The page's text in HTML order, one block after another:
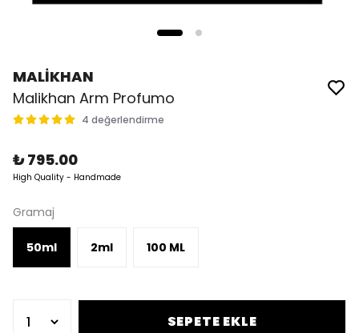
MALİKHAN
Malikhan Arm Profumo
4 değerlendirme
₺ 795.00
High Quality - Handmade
Gramaj
50ml 2ml 100 ML
SEPETE EKLE